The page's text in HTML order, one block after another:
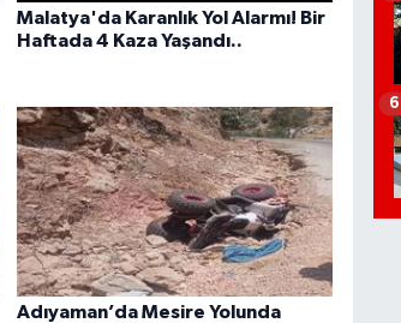
Malatya'da Karanlık Yol Alarmı! Bir
Haftada 4 Kaza Yaşandı..
Adıyaman’da Mesire Yolunda
6